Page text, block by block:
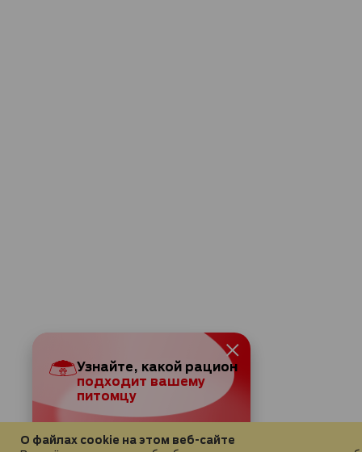
О файлах cookie на этом веб-сайте
Узнайте, какой рацион
подходит вашему
питомцу
Подобрать корм